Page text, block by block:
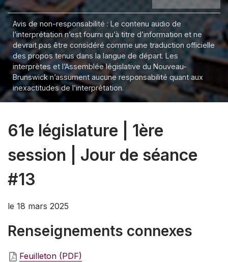
Avis de non-responsabilité : Le contenu audio de
l’interprétation n’est fourni qu’à titre d’information et ne
devrait pas être considéré comme une traduction officielle
des propos tenus dans la langue de départ. Les
interprètes et l’Assemblée législative du Nouveau-
Brunswick n’assument aucune responsabilité quant aux
inexactitudes de l’interprétation.
61e législature | 1ère
session | Jour de séance
#13
le 18 mars 2025
Renseignements connexes
Feuilleton (PDF)